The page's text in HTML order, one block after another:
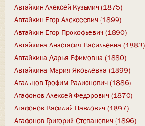
Автайкин Алексей Кузьмич (1875)
Автайкин Егор Алексеевич (1899)
Автайкин Егор Прокофьевич (1890)
Автайкина Анастасия Васильевна (1883)
Автайкина Дарья Ефимовна (1880)
Автайкина Мария Яковлевна (1899)
Агальцов Трофим Радионович (1886)
Агафонов Алексей Федорович (1870)
Агафонов Василий Павлович (1897)
Агафонов Григорий Степанович (1896)